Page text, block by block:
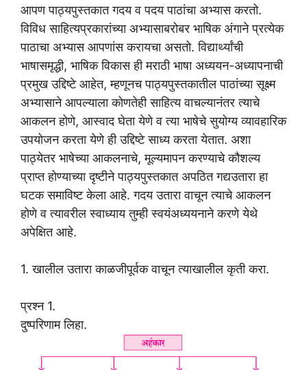
आपण पाठ्यपुस्तकात गदय व पदय पाठांचा अभ्यास करतो.
विविध साहित्यप्रकारांच्या अभ्यासाबरोबर भाषिक अंगाने प्रत्येक
पाठाचा अभ्यास आपणांस करायचा असतो. विद्यार्थ्यांची
भाषासमृद्धी, भाषिक विकास ही मराठी भाषा अध्ययन-अध्यापनाची
प्रमुख उद्दिष्टे आहेत, म्हणूनच पाठ्यपुस्तकातील पाठांच्या सूक्ष्म
अभ्यासाने आपल्याला कोणतेही साहित्य वाचल्यानंतर त्याचे
आकलन होणे, आस्वाद घेता येणे व त्या भाषेचे सुयोग्य व्यावहारिक
उपयोजन करता येणे ही उद्दिष्टे साध्य करता येतात. अशा
पाठ्येतर भाषेच्या आकलनाचे, मूल्यमापन करण्याचे कौशल्य
प्राप्त होण्याच्या दृष्टीने पाठ्यपुस्तकात अपठित गद्यउतारा हा
घटक समाविष्ट केला आहे. गदय उतारा वाचून त्याचे आकलन
होणे व त्यावरील स्वाध्याय तुम्ही स्वयंअध्ययनाने करणे येथे
अपेक्षित आहे.
1. खालील उतारा काळजीपूर्वक वाचून त्याखालील कृती करा.
प्रश्न 1.
दुष्परिणाम लिहा.